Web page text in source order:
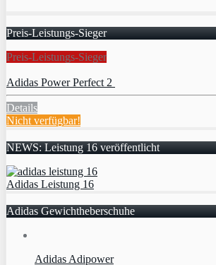
Preis-Leistungs-Sieger
Preis-Leistungs-Sieger
Adidas Power Perfect 2
Details
Nicht verfügbar!
NEWS: Leistung 16 veröffentlicht
Adidas Leistung 16
Adidas Gewichtheberschuhe
Adidas Adipower